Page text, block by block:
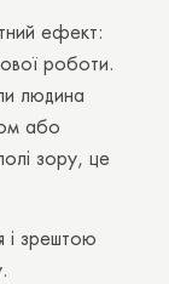
ефект:
роботи.
людина
або
зору, це
і зрештою